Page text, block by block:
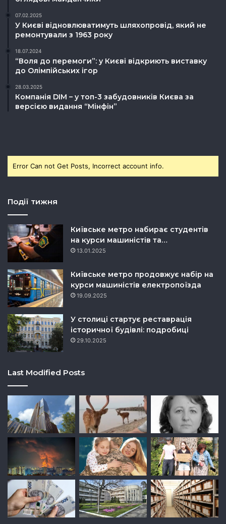
07.02.2025
У Києві відновлюватимуть шляхопровід, який не
ремонтували з 1963 року
18.07.2024
“Воля до перемоги”: у Києві відкриють виставку
до Олімпійських ігор
28.03.2025
Компанія DIM – у топ-3 забудовників Києва за
версією видання “Мінфін”
Error Can not Get Posts, Incorrect account info.
Події тижня
Київське метро набирає студентів
на курси машиністів та…
13.01.2025
Київське метро продовжує набір на
курси машиністів електропоїзда
19.09.2025
У столиці стартує реставрація
історичної будівлі: подробиці
29.10.2025
Last Modified Posts